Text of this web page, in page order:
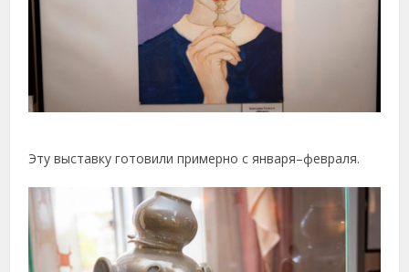
Эту выставку готовили примерно с января–февраля.